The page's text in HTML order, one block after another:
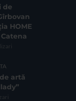
de
HOME
artă